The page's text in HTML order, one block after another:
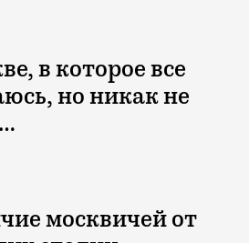
в которое все
но никак не
москвичей от